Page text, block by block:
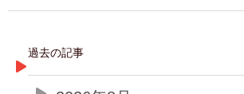
過去の記事